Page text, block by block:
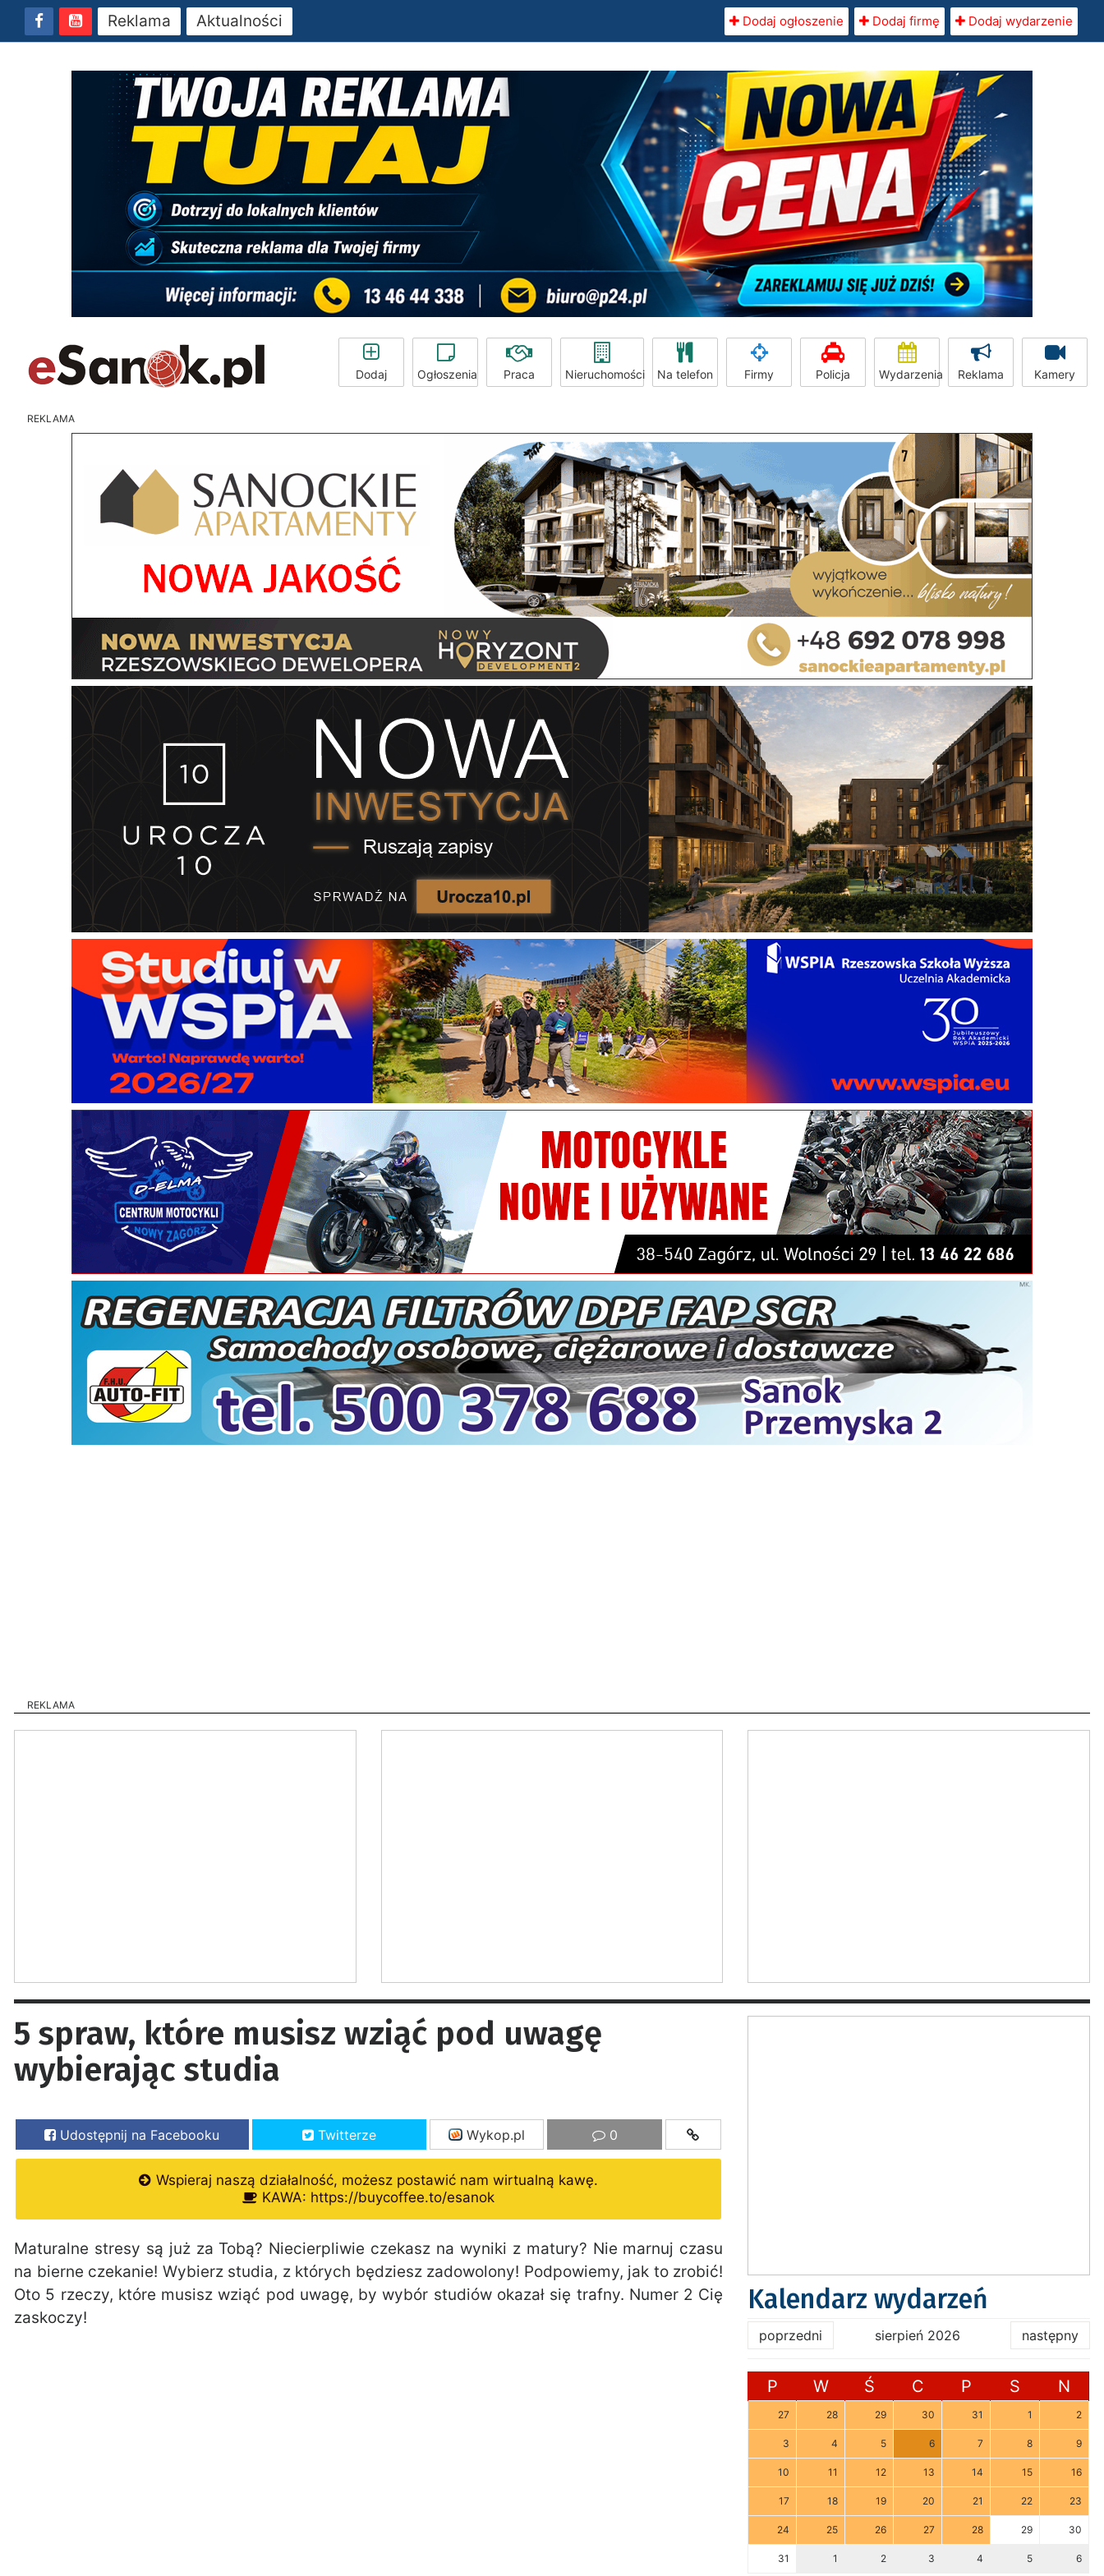
Reklama Aktualności Dodaj ogłoszenie Dodaj firmę Dodaj wydarzenie
Dodaj Ogłoszenia Praca Nieruchomości Na telefon Firmy Policja Wydarzenia Reklama Kamery
REKLAMA
REKLAMA
5 spraw, które musisz wziąć pod uwagę
wybierając studia
Udostępnij na Facebooku Twitterze Wykop.pl 0
Wspieraj naszą działalność, możesz postawić nam wirtualną kawę.
KAWA: https://buycoffee.to/esanok
Maturalne stresy są już za Tobą? Niecierpliwie czekasz na wyniki z matury? Nie marnuj czasu
na bierne czekanie! Wybierz studia, z których będziesz zadowolony! Podpowiemy, jak to zrobić!
Oto 5 rzeczy, które musisz wziąć pod uwagę, by wybór studiów okazał się trafny. Numer 2 Cię
zaskoczy!
Kalendarz wydarzeń
poprzedni sierpień 2026 następny
P W Ś C P S N
27 28 29 30 31 1 2
3 4 5 6 7 8 9
10 11 12 13 14 15 16
17 18 19 20 21 22 23
24 25 26 27 28 29 30
31 1 2 3 4 5 6